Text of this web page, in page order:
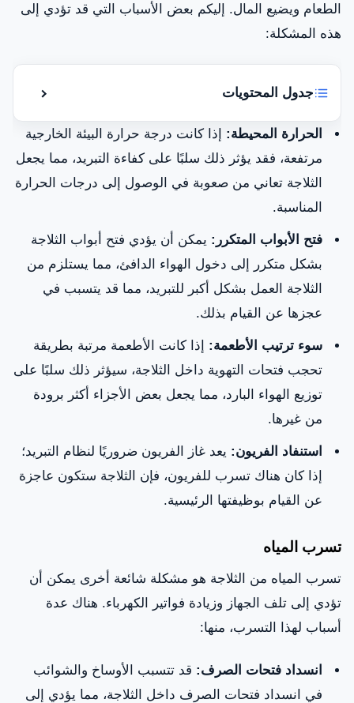
الطعام ويضيع المال. إليكم بعض الأسباب التي قد تؤدي إلى
هذه المشكلة:
جدول المحتويات إظهار أو
تصليح ثلاجات هيتاشي
كيفية تشخيص مشاكل الثلاجة
خطوات لإصلاح ثلاجات هيتاشي بنفسك
متى يجب عليك استدعاء مركز خدمة هيتاشي المعتمد؟
الحرارة المحيطة: إذا كانت درجة حرارة البيئة الخارجية
مرتفعة، فقد يؤثر ذلك سلبًا على كفاءة التبريد، مما يجعل
الثلاجة تعاني من صعوبة في الوصول إلى درجات الحرارة
المناسبة.
فتح الأبواب المتكرر: يمكن أن يؤدي فتح أبواب الثلاجة
بشكل متكرر إلى دخول الهواء الدافئ، مما يستلزم من
الثلاجة العمل بشكل أكبر للتبريد، مما قد يتسبب في
عجزها عن القيام بذلك.
سوء ترتيب الأطعمة: إذا كانت الأطعمة مرتبة بطريقة
تحجب فتحات التهوية داخل الثلاجة، سيؤثر ذلك سلبًا على
توزيع الهواء البارد، مما يجعل بعض الأجزاء أكثر برودة
من غيرها.
استنفاد الفريون: يعد غاز الفريون ضروريًا لنظام التبريد؛
إذا كان هناك تسرب للفريون، فإن الثلاجة ستكون عاجزة
عن القيام بوظيفتها الرئيسية.
تسرب المياه
تسرب المياه من الثلاجة هو مشكلة شائعة أخرى يمكن أن
تؤدي إلى تلف الجهاز وزيادة فواتير الكهرباء. هناك عدة
أسباب لهذا التسرب، منها:
انسداد فتحات الصرف: قد تتسبب الأوساخ والشوائب
في انسداد فتحات الصرف داخل الثلاجة، مما يؤدي إلى